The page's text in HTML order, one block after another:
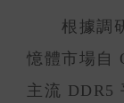
根據調研
憶體市場自
主流 DDR5